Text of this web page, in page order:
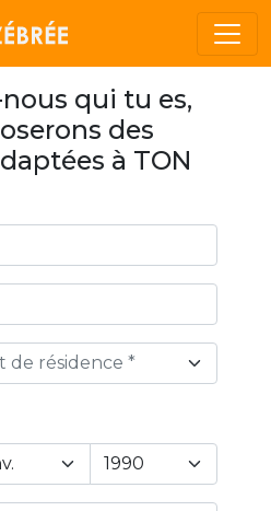
qui tu es,
des
à TON
de résidence *